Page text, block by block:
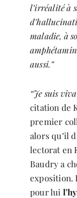
l’irréalité à
maladie, à
aussi.”
“Je suis
citation de
premier
alors qu’il
lectorat en
Baudry a
exposition.
pour lui